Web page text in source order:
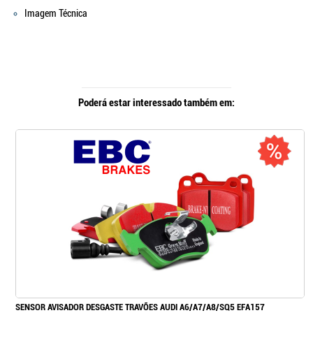
Imagem Técnica
Poderá estar interessado também em:
SENSOR AVISADOR DESGASTE TRAVÕES AUDI A6/A7/A8/SQ5 EFA157